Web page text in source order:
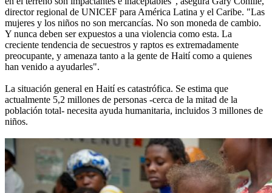
director regional de UNICEF para América Latina y el Caribe. "Las
mujeres y los niños no son mercancías. No son moneda de cambio.
Y nunca deben ser expuestos a una violencia como esta. La
creciente tendencia de secuestros y raptos es extremadamente
preocupante, y amenaza tanto a la gente de Haití como a quienes
han venido a ayudarles".
La situación general en Haití es catastrófica. Se estima que
actualmente 5,2 millones de personas -cerca de la mitad de la
población total- necesita ayuda humanitaria, incluidos 3 millones de
niños.